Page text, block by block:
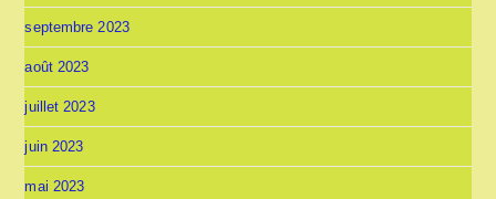
septembre 2023
août 2023
juillet 2023
juin 2023
mai 2023